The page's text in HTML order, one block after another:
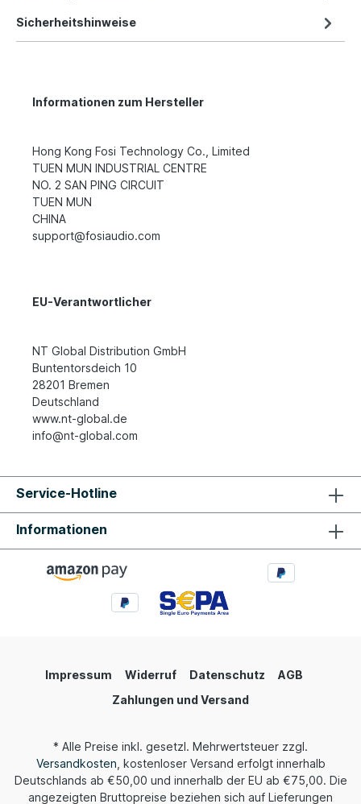
Sicherheitshinweise
Informationen zum Hersteller
Hong Kong Fosi Technology Co., Limited
TUEN MUN INDUSTRIAL CENTRE
NO. 2 SAN PING CIRCUIT
TUEN MUN
CHINA
support@fosiaudio.com
EU-Verantwortlicher
NT Global Distribution GmbH
Buntentorsdeich 10
28201 Bremen
Deutschland
www.nt-global.de
info@nt-global.com
Service-Hotline
Informationen
Impressum Widerruf Datenschutz
AGB
Zahlungen und Versand
* Alle Preise inkl. gesetzl. Mehrwertsteuer zzgl.
Versandkosten , kostenloser Versand erfolgt innerhalb
Deutschlands ab €50,00 und innerhalb der EU ab €75,00. Die
angezeigten Bruttopreise beziehen sich auf Lieferungen